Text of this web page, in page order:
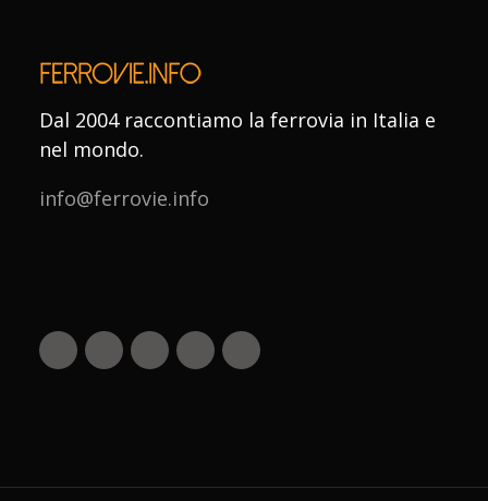
Dal 2004 raccontiamo la ferrovia in Italia e
nel mondo.
info@ferrovie.info